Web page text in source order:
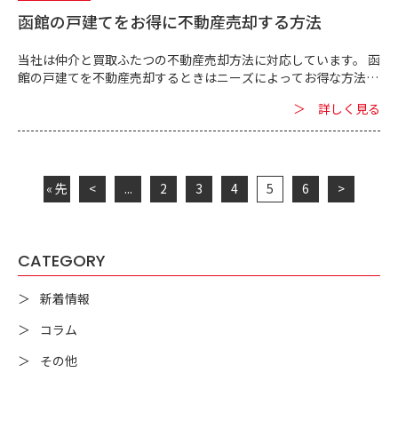
函館の戸建てをお得に不動産売却する方法
当社は仲介と買取ふたつの不動産売却方法に対応しています。 函
館の戸建てを不動産売却するときはニーズによってお得な方法が
＞ 詳しく見る
« 先
< ... 2 3 4 5 6 >
CATEGORY
新着情報
コラム
その他